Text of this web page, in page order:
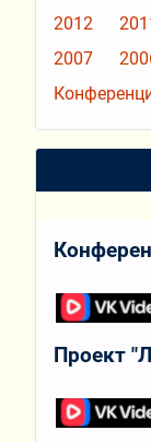
2012
2007
Проект